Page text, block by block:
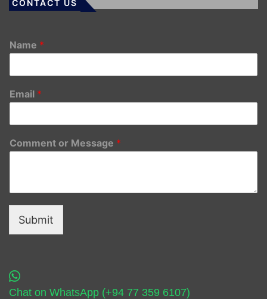
CONTACT US
Name *
Email *
Comment or Message *
Submit
Chat on WhatsApp (+94 77 359 6107)